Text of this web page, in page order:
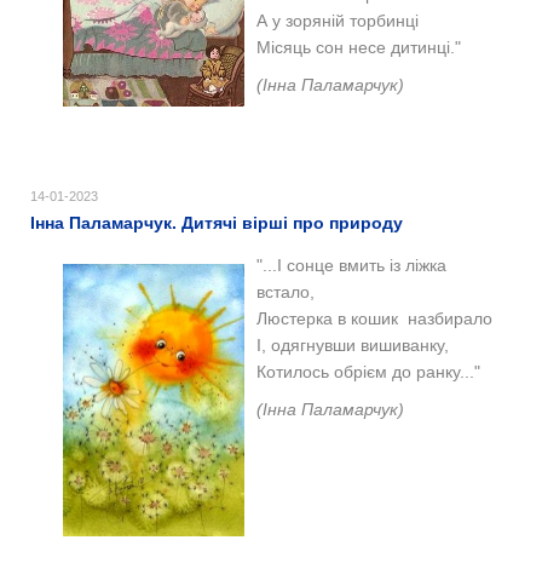
А у зоряній торбинці
Місяць сон несе дитинці."
(Інна Паламарчук)
14-01-2023
Інна Паламарчук. Дитячі вірші про природу
"...І сонце вмить із ліжка
встало,
Люстерка в кошик назбирало
І, одягнувши вишиванку,
Котилось обрієм до ранку..."
(Інна Паламарчук)